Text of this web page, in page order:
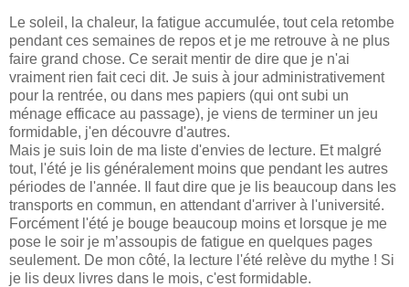
Le soleil, la chaleur, la fatigue accumulée, tout cela retombe
pendant ces semaines de repos et je me retrouve à ne plus
faire grand chose. Ce serait mentir de dire que je n'ai
vraiment rien fait ceci dit. Je suis à jour administrativement
pour la rentrée, ou dans mes papiers (qui ont subi un
ménage efficace au passage), je viens de terminer un jeu
formidable, j'en découvre d'autres.
Mais je suis loin de ma liste d'envies de lecture. Et malgré
tout, l'été je lis généralement moins que pendant les autres
périodes de l'année. Il faut dire que je lis beaucoup dans les
transports en commun, en attendant d'arriver à l'université.
Forcément l'été je bouge beaucoup moins et lorsque je me
pose le soir je m’assoupis de fatigue en quelques pages
seulement. De mon côté, la lecture l'été relève du mythe ! Si
je lis deux livres dans le mois, c'est formidable.